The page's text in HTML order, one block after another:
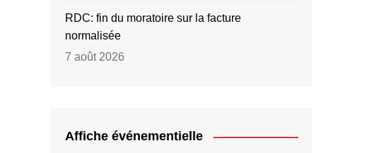
RDC: fin du moratoire sur la facture
normalisée
7 août 2026
Affiche événementielle